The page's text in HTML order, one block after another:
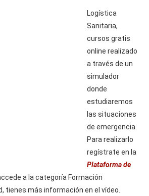
Logística
Sanitaria,
cursos gratis
online realizado
a través de un
simulador
donde
estudiaremos
las situaciones
de emergencia.
Para realizarlo
regístrate en la
Plataforma de
a la categoría Formación
tienes más información en el vídeo.